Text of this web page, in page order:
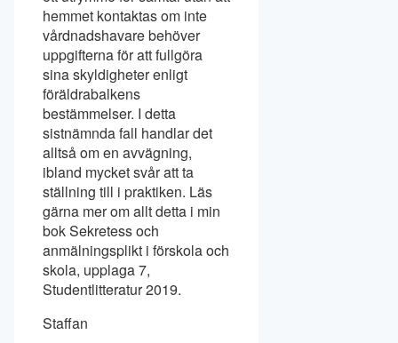
hemmet kontaktas om inte
vårdnadshavare behöver
uppgifterna för att fullgöra
sina skyldigheter enligt
föräldrabalkens
bestämmelser. I detta
sistnämnda fall handlar det
alltså om en avvägning,
ibland mycket svår att ta
ställning till i praktiken. Läs
gärna mer om allt detta i min
bok Sekretess och
anmälningsplikt i förskola och
skola, upplaga 7,
Studentlitteratur 2019.
Staffan